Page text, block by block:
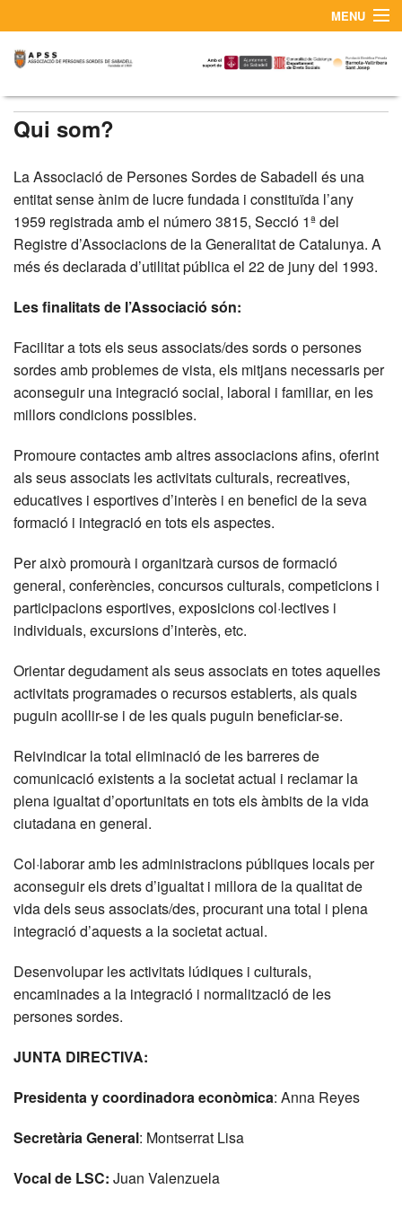
MENU
Qui som?
Contacte
Qui som?
La Associació de Persones Sordes de Sabadell és una
entitat sense ànim de lucre fundada i constituïda l’any
1959 registrada amb el número 3815, Secció 1ª del
Registre d’Associacions de la Generalitat de Catalunya. A
més és declarada d’utilitat pública el 22 de juny del 1993.
Les finalitats de l’Associació són:
Facilitar a tots els seus associats/des sords o persones
sordes amb problemes de vista, els mitjans necessaris per
aconseguir una integració social, laboral i familiar, en les
millors condicions possibles.
Promoure contactes amb altres associacions afins, oferint
als seus associats les activitats culturals, recreatives,
educatives i esportives d’interès i en benefici de la seva
formació i integració en tots els aspectes.
Per això promourà i organitzarà cursos de formació
general, conferències, concursos culturals, competicions i
participacions esportives, exposicions col·lectives i
individuals, excursions d’interès, etc.
Orientar degudament als seus associats en totes aquelles
activitats programades o recursos establerts, als quals
puguin acollir-se i de les quals puguin beneficiar-se.
Reivindicar la total eliminació de les barreres de
comunicació existents a la societat actual i reclamar la
plena igualtat d’oportunitats en tots els àmbits de la vida
ciutadana en general.
Col·laborar amb les administracions públiques locals per
aconseguir els drets d’igualtat i millora de la qualitat de
vida dels seus associats/des, procurant una total i plena
integració d’aquests a la societat actual.
Desenvolupar les activitats lúdiques i culturals,
encaminades a la integració i normalització de les
persones sordes.
JUNTA DIRECTIVA:
Presidenta y coordinadora econòmica: Anna Reyes
Secretària General: Montserrat Lisa
Vocal de LSC: Juan Valenzuela